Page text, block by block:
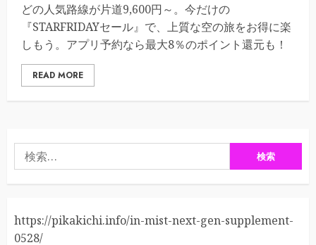
どの人気路線が片道9,600円～。今だけの
『STARFRIDAYセール』で、上質な空の旅をお得に楽
しもう。アプリ予約なら最大8％のポイント還元も！
READ MORE
索:
https://pikakichi.info/in-mist-next-gen-supplement-
0528/